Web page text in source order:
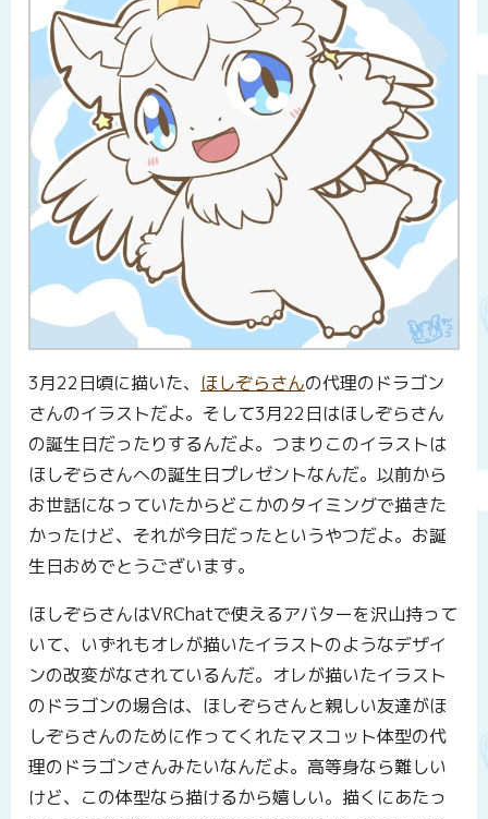
3月22日頃に描いた、 ほしぞらさんの代理のドラゴン
さんのイラストだよ。そして3月22日はほしぞらさん
の誕生日だったりするんだよ。つまりこのイラストは
ほしぞらさんへの誕生日プレゼントなんだ。以前から
お世話になっていたからどこかのタイミングで描きた
かったけど、それが今日だったというやつだよ。お誕
生日おめでとうございます。
ほしぞらさんはVRChatで使えるアバターを沢山持って
いて、いずれもオレが描いたイラストのようなデザイ
ンの改変がなされているんだ。オレが描いたイラスト
のドラゴンの場合は、ほしぞらさんと親しい友達がほ
しぞらさんのために作ってくれたマスコット体型の代
理のドラゴンさんみたいなんだよ。高等身なら難しい
けど、この体型なら描けるから嬉しい。描くにあたっ